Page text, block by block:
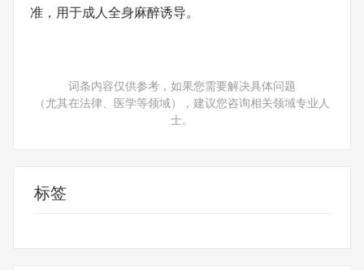
准，用于成人全身麻醉诱导。
词条内容仅供参考，如果您需要解决具体问题
（尤其在法律、医学等领域），建议您咨询相关领域专业人
士。
标签